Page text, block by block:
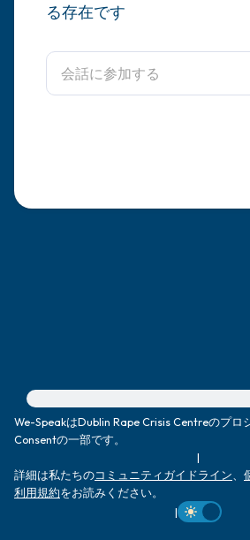
る存在です
緊急の支援が必要な方は、{{resource}} を
We-SpeakはDublin Rape Crisis Centreのプロ
Consentの一部です。
|
詳細は私たちのコミュニティガイドライン
利用規約をお読みください。
|
きます（3つ数え）。さあ、
出して言ってみてください。
るものは何ですか？）
最後に深呼吸をしましょう